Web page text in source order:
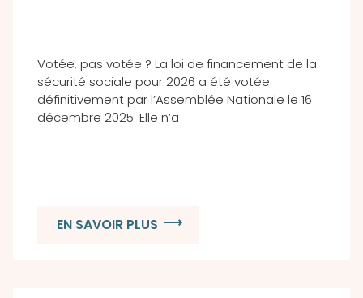
Votée, pas votée ? La loi de financement de la
sécurité sociale pour 2026 a été votée
définitivement par l’Assemblée Nationale le 16
décembre 2025. Elle n’a
EN SAVOIR PLUS